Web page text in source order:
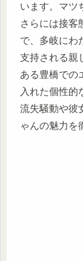
います。マツ
さらには接客
で、多岐にわ
支持される親
ある豊橋での
入れた個性的
流失騒動や彼
ゃんの魅力を